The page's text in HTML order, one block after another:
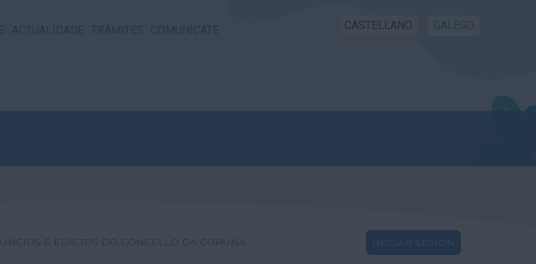
ACTUALIDADE TRÁMITES COMUNÍCATE CASTELLANO GALEGO
E EDICTOS DO CONCELLO DA CORUÑA INICIAR SESIÓN